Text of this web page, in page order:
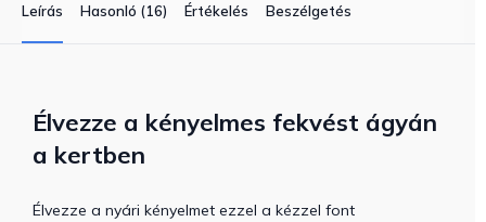
Leírás Hasonló (16) Értékelés Beszélgetés
Élvezze a kényelmes fekvést ágyán
a kertben
Élvezze a nyári kényelmet ezzel a kézzel font